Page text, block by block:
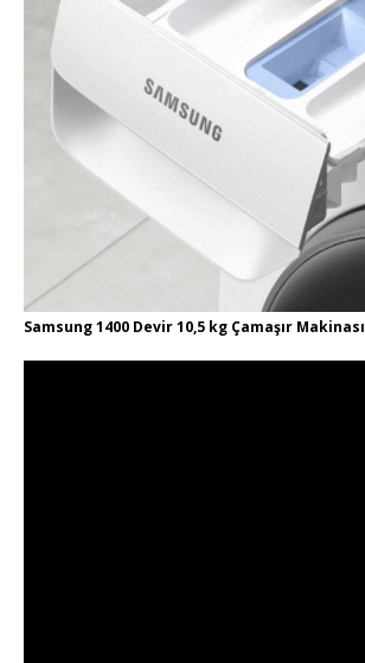
Samsung 1400 Devir 10,5 kg Çamaşır Makinası